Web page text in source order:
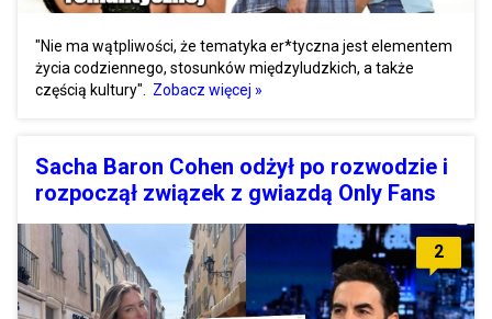
"Nie ma wątpliwości, że tematyka er*tyczna jest elementem
życia codziennego, stosunków międzyludzkich, a także
częścią kultury". Zobacz więcej »
Sacha Baron Cohen odżył po rozwodzie i
rozpoczął związek z gwiazdą Only Fans
2